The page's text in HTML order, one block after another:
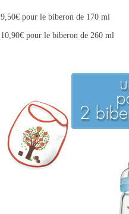
9,50€ pour le biberon de 170 ml
10,90€ pour le biberon de 260 ml